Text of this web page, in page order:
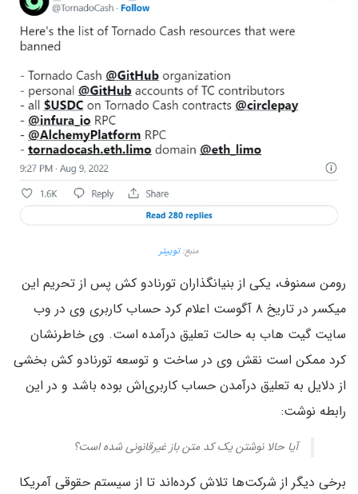
منبع:توییتر
رومن سمنوف، یکی از بنیانگذاران تورنادو کش پس از تحریم این
میکسر در تاریخ ۸ آگوست اعلام کرد حساب کاربری وی در وب
سایت گیت هاب به حالت تعلیق درآمده است. وی خاطرنشان
کرد ممکن است نقش وی در ساخت و توسعه تورنادو کش بخشی
از دلایل به تعلیق درآمدن حساب کاربری‌اش بوده باشد و در این
رابطه نوشت:
آیا حالا نوشتن یک کد متن باز غیرقانونی شده است؟
برخی دیگر از شرکت‌ها تلاش کرده‌اند تا از سیستم حقوقی آمریکا